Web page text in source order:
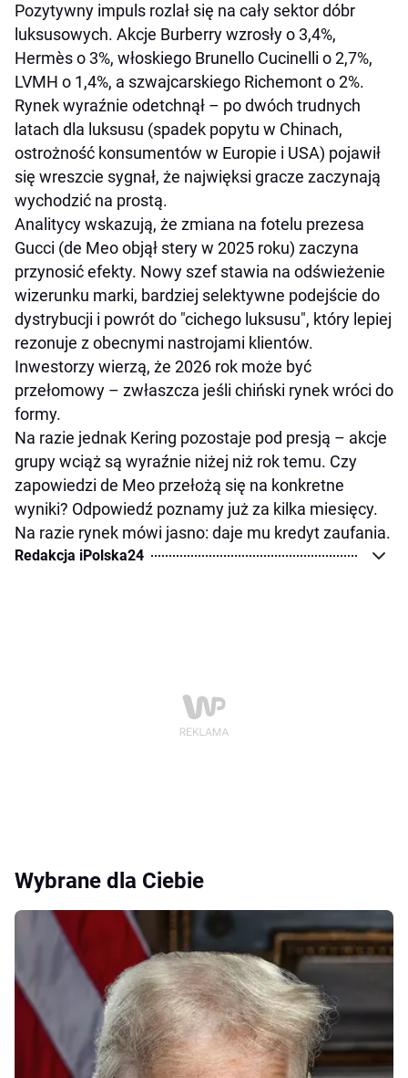
Pozytywny impuls rozlał się na cały sektor dóbr
luksusowych. Akcje Burberry wzrosły o 3,4%,
Hermès o 3%, włoskiego Brunello Cucinelli o 2,7%,
LVMH o 1,4%, a szwajcarskiego Richemont o 2%.
Rynek wyraźnie odetchnął – po dwóch trudnych
latach dla luksusu (spadek popytu w Chinach,
ostrożność konsumentów w Europie i USA) pojawił
się wreszcie sygnał, że najwięksi gracze zaczynają
wychodzić na prostą.
Analitycy wskazują, że zmiana na fotelu prezesa
Gucci (de Meo objął stery w 2025 roku) zaczyna
przynosić efekty. Nowy szef stawia na odświeżenie
wizerunku marki, bardziej selektywne podejście do
dystrybucji i powrót do "cichego luksusu", który lepiej
rezonuje z obecnymi nastrojami klientów.
Inwestorzy wierzą, że 2026 rok może być
przełomowy – zwłaszcza jeśli chiński rynek wróci do
formy.
Na razie jednak Kering pozostaje pod presją – akcje
grupy wciąż są wyraźnie niżej niż rok temu. Czy
zapowiedzi de Meo przełożą się na konkretne
wyniki? Odpowiedź poznamy już za kilka miesięcy.
Na razie rynek mówi jasno: daje mu kredyt zaufania.
Redakcja iPolska24
Wybrane dla Ciebie